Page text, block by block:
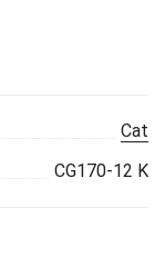
Cat
CG170-12 K